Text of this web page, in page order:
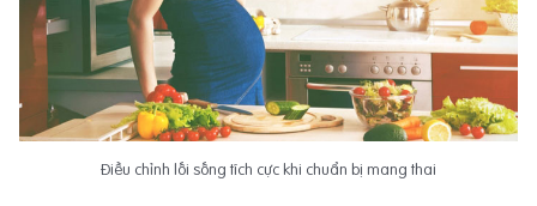
Điều chỉnh lối sống tích cực khi chuẩn bị mang thai